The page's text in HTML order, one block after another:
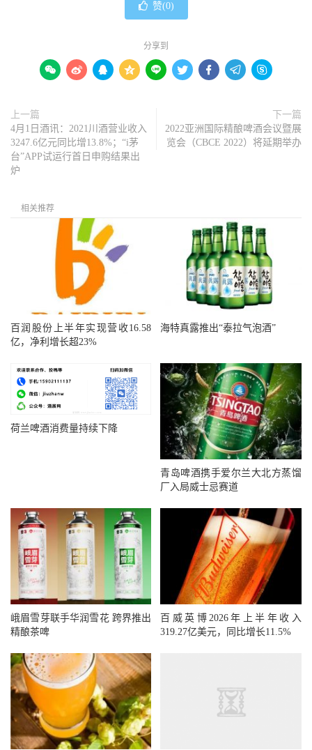
赞(0)
分享到
        
上一篇
4月1日酒讯：2021川酒营业收入
3247.6亿元同比增13.8%；“i茅
台”APP试运行首日申购结果出
炉
下一篇
2022亚洲国际精酿啤酒会议暨展
览会（CBCE 2022）将延期举办
相关推荐
百润股份上半年实现营收16.58
亿，净利增长超23%
海特真露推出“泰拉气泡酒”
荷兰啤酒消费量持续下降
青岛啤酒携手爱尔兰大北方蒸馏
厂入局威士忌赛道
峨眉雪芽联手华润雪花 跨界推出
精酿茶啤
百威英博2026年上半年收入
319.27亿美元，同比增长11.5%